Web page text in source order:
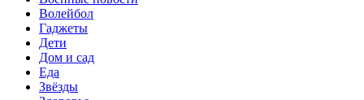
Волейбол
Гаджеты
Дети
Дом и сад
Еда
Звёзды